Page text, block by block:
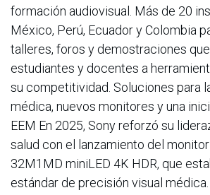
formación audiovisual. Más de 20
México, Perú, Ecuador y Colombia
talleres, foros y demostraciones
estudiantes y docentes a
su competitividad. Soluciones para
médica, nuevos monitores y una
EEM En 2025, Sony reforzó su
salud con el lanzamiento del
32M1MD miniLED 4K HDR, que
estándar de precisión visual